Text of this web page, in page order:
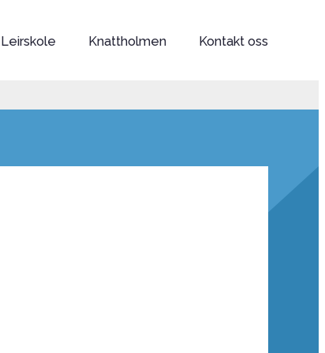
Leirskole Knattholmen Kontakt oss